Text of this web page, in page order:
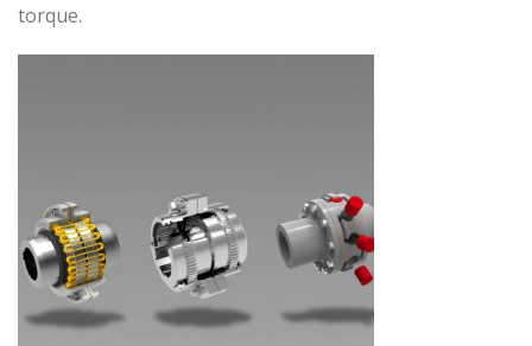
torque.